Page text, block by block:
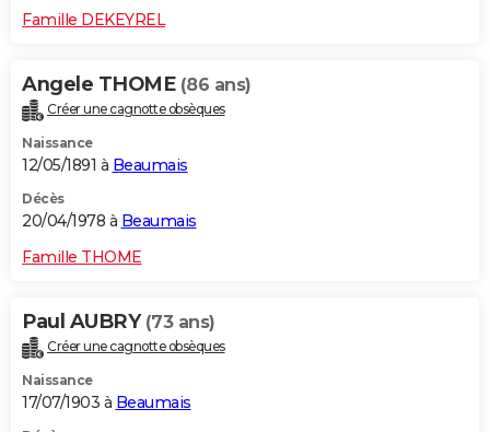
Famille DEKEYREL
Angele THOME (86 ans)
Créer une cagnotte obsèques
Naissance
12/05/1891 à Beaumais
Décès
20/04/1978 à Beaumais
Famille THOME
Paul AUBRY (73 ans)
Créer une cagnotte obsèques
Naissance
17/07/1903 à Beaumais